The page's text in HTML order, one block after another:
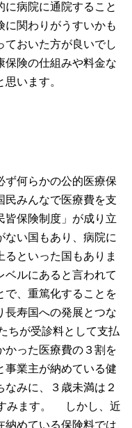
病院に通院すること
に関わりがうすいかも
ておいた方が良いでし
保険の仕組みや料金な
います。
何らかの公的医療保
民みんなで医療費を支
皆保険制度」が成り立
ない国もあり、病院に
といった国もありま
ベルにあると言われて
で、重篤化することを
長寿国への発展とつな
が受診料として支払
かった医療費の３割を
事業主が納めている健
みに、３歳未満は２
ます。
しかし、近
納めている保険料では